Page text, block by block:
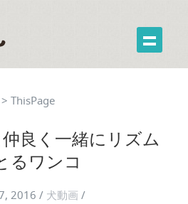
> ThisPage
良く一緒にリズム
るワンコ
2016 / 犬動画 /